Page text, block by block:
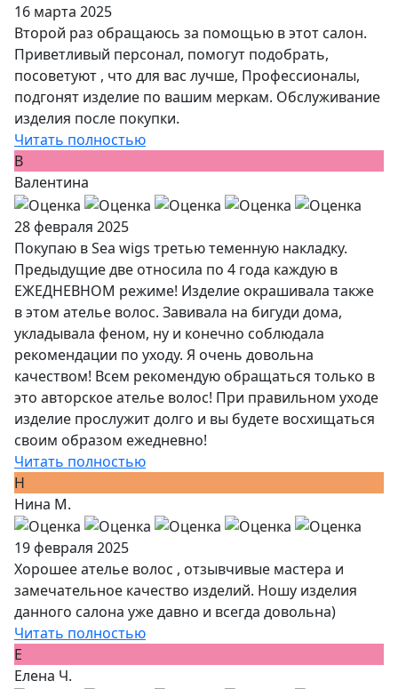
16 марта 2025
Второй раз обращаюсь за помощью в этот салон.
Приветливый персонал, помогут подобрать,
посоветуют , что для вас лучше, Профессионалы,
подгонят изделие по вашим меркам. Обслуживание
изделия после покупки.
Читать полностью
В
Валентина
28 февраля 2025
Покупаю в Sea wigs третью теменную накладку.
Предыдущие две относила по 4 года каждую в
ЕЖЕДНЕВНОМ режиме! Изделие окрашивала также
в этом ателье волос. Завивала на бигуди дома,
укладывала феном, ну и конечно соблюдала
рекомендации по уходу. Я очень довольна
качеством! Всем рекомендую обращаться только в
это авторское ателье волос! При правильном уходе
изделие прослужит долго и вы будете восхищаться
своим образом ежедневно!
Читать полностью
Н
Нина М.
19 февраля 2025
Хорошее ателье волос , отзывчивые мастера и
замечательное качество изделий. Ношу изделия
данного салона уже давно и всегда довольна)
Читать полностью
Е
Елена Ч.